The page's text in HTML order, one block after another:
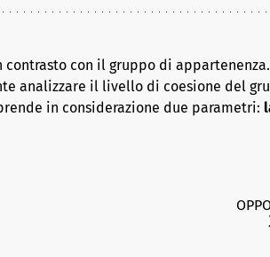
contrasto con il gruppo di
analizzare il livello di coesione del
in considerazione due parametri: